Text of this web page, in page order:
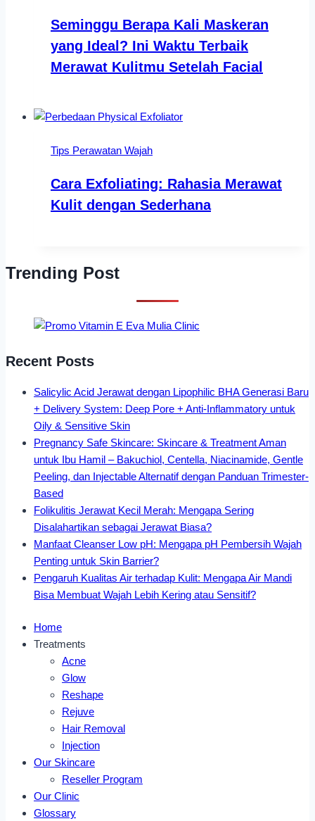
Seminggu Berapa Kali Maskeran
yang Ideal? Ini Waktu Terbaik
Merawat Kulitmu Setelah Facial
Tips Perawatan Wajah
Cara Exfoliating: Rahasia Merawat
Kulit dengan Sederhana
Trending Post
Recent Posts
Salicylic Acid Jerawat dengan Lipophilic BHA Generasi Baru
+ Delivery System: Deep Pore + Anti-Inflammatory untuk
Oily & Sensitive Skin
Pregnancy Safe Skincare: Skincare & Treatment Aman
untuk Ibu Hamil – Bakuchiol, Centella, Niacinamide, Gentle
Peeling, dan Injectable Alternatif dengan Panduan Trimester-
Based
Folikulitis Jerawat Kecil Merah: Mengapa Sering
Disalahartikan sebagai Jerawat Biasa?
Manfaat Cleanser Low pH: Mengapa pH Pembersih Wajah
Penting untuk Skin Barrier?
Pengaruh Kualitas Air terhadap Kulit: Mengapa Air Mandi
Bisa Membuat Wajah Lebih Kering atau Sensitif?
Home
Treatments
Acne
Glow
Reshape
Rejuve
Hair Removal
Injection
Our Skincare
Reseller Program
Our Clinic
Glossary